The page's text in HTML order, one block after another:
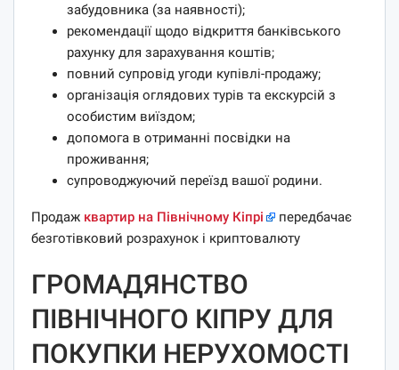
забудовника (за наявності);
рекомендації щодо відкриття банківського
рахунку для зарахування коштів;
повний супровід угоди купівлі-продажу;
організація оглядових турів та екскурсій з
особистим виїздом;
допомога в отриманні посвідки на
проживання;
супроводжуючий переїзд вашої родини.
Продаж квартир на Північному Кіпрі
передбачає
безготівковий розрахунок і криптовалюту
ГРОМАДЯНСТВО
ПІВНІЧНОГО КІПРУ ДЛЯ
ПОКУПКИ НЕРУХОМОСТІ